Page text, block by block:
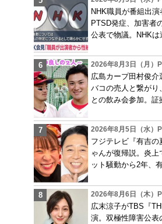
NHK職員が番組出
PTSD発症、加害者
公表で物議。NHKは
2026年8月3日（月）
広島カープ田村俊介
バコの売人と繋がり
との飲み会参加。証
2026年8月5日（水）
フジテレビ『有吉の
ゃんが復帰説。炎上
ット騒動から2年、
2026年8月6日（木）
広末涼子がTBS『
演。双極性障害公表